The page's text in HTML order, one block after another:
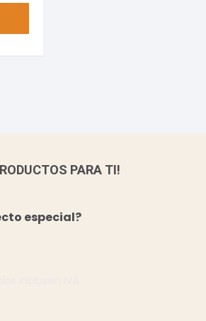
PARA TI!
especial?